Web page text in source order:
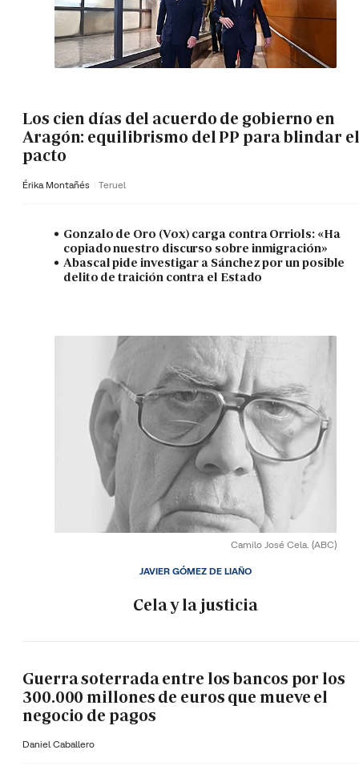
Los cien días del acuerdo de gobierno en
Aragón: equilibrismo del PP para blindar el
pacto
Érika Montañés Teruel
Gonzalo de Oro (Vox) carga contra Orriols: «Ha
copiado nuestro discurso sobre inmigración»
Abascal pide investigar a Sánchez por un posible
delito de traición contra el Estado
Camilo José Cela. (ABC)
Cela y la justicia
JAVIER GÓMEZ DE LIAÑO
Guerra soterrada entre los bancos por los
300.000 millones de euros que mueve el
negocio de pagos
Daniel Caballero